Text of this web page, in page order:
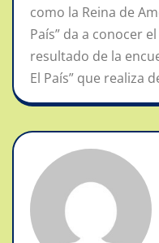
como la Reina de
País” da a conocer
resultado de la
El País” que realiza